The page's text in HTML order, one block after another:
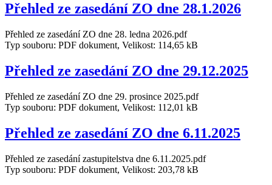
Přehled ze zasedání ZO dne 28.1.2026
Přehled ze zasedání ZO dne 28. ledna 2026.pdf
Typ souboru: PDF dokument, Velikost: 114,65 kB
Přehled ze zasedání ZO dne 29.12.2025
Přehled ze zasedání ZO dne 29. prosince 2025.pdf
Typ souboru: PDF dokument, Velikost: 112,01 kB
Přehled ze zasedání ZO dne 6.11.2025
Přehled ze zasedání zastupitelstva dne 6.11.2025.pdf
Typ souboru: PDF dokument, Velikost: 203,78 kB